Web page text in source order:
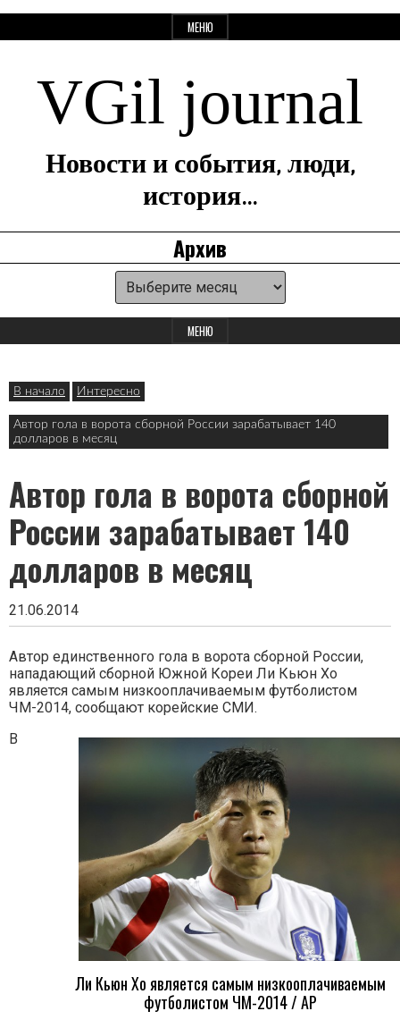
к
МЕНЮ
VGil journal
Новости и события, люди,
история…
для
в
заголовке
Архив
Архив
МЕНЮ
В начало Интересно
Автор гола в ворота сборной России зарабатывает 140
долларов в месяц
Автор гола в ворота сборной
России зарабатывает 140
долларов в месяц
21.06.2014
Автор единственного гола в ворота сборной России,
нападающий сборной Южной Кореи Ли Кьюн Хо
является самым низкооплачиваемым футболистом
ЧМ-2014, сообщают корейские СМИ.
Ли Кьюн Хо является самым низкооплачиваемым
футболистом ЧМ-2014 / AP
В